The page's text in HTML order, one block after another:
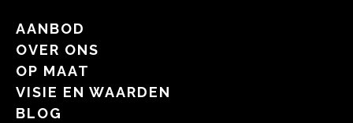
AANBOD
OVER ONS
OP MAAT
VISIE EN WAARDEN
BLOG